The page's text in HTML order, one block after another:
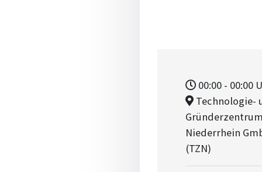
00:00 - 00:00
Technologie-
Gründerzentrum
Niederrhein
(TZN)